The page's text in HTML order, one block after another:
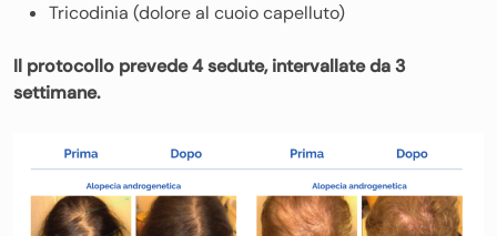
Tricodinia (dolore al cuoio capelluto)
Il protocollo prevede 4 sedute, intervallate da 3
settimane.